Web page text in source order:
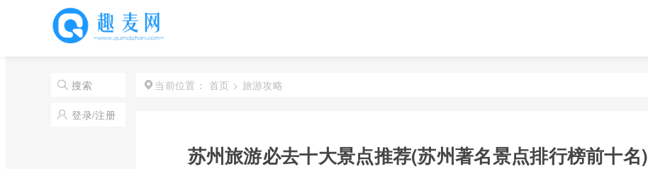
搜索
登录/注册
当前位置： 首页 > 旅游攻略
苏州旅游必去十大景点推荐(苏州著名景点排行榜前十名)